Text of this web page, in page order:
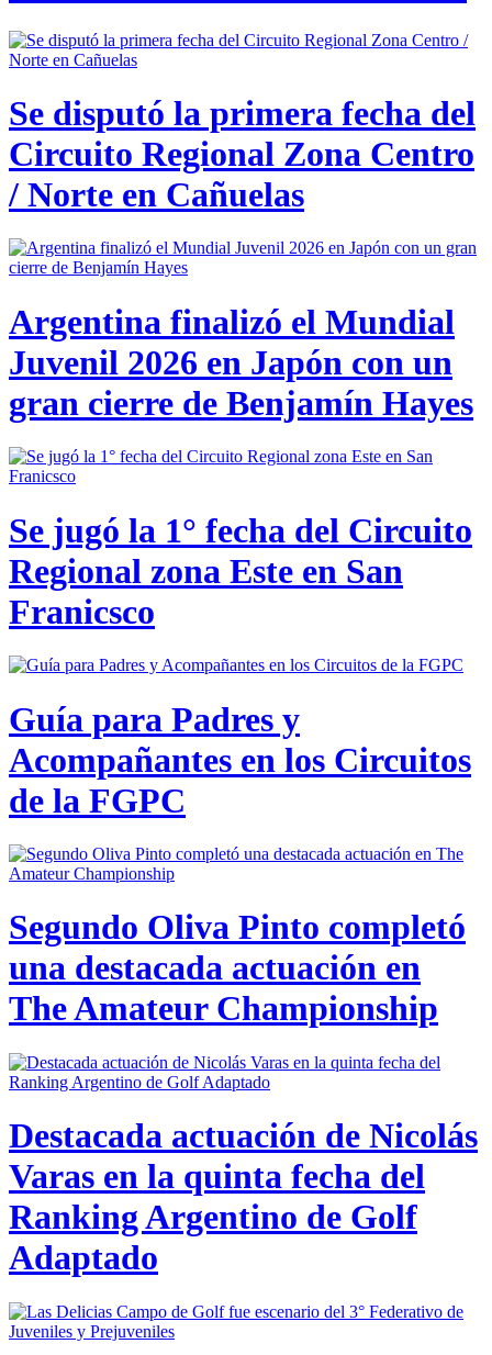
Se disputó la primera fecha del
Circuito Regional Zona Centro
/ Norte en Cañuelas
Argentina finalizó el Mundial
Juvenil 2026 en Japón con un
gran cierre de Benjamín Hayes
Se jugó la 1° fecha del Circuito
Regional zona Este en San
Franicsco
Guía para Padres y
Acompañantes en los Circuitos
de la FGPC
Segundo Oliva Pinto completó
una destacada actuación en
The Amateur Championship
Destacada actuación de Nicolás
Varas en la quinta fecha del
Ranking Argentino de Golf
Adaptado